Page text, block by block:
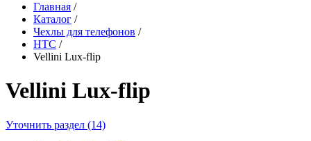
Главная /
Каталог /
Чехлы для телефонов /
HTC /
Vellini Lux-flip
Vellini Lux-flip
Уточнить раздел (14)